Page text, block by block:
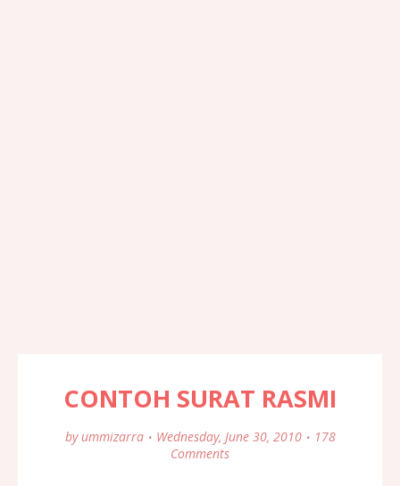
CONTOH SURAT RASMI
by ummizarra Wednesday, June 30, 2010
178
Comments